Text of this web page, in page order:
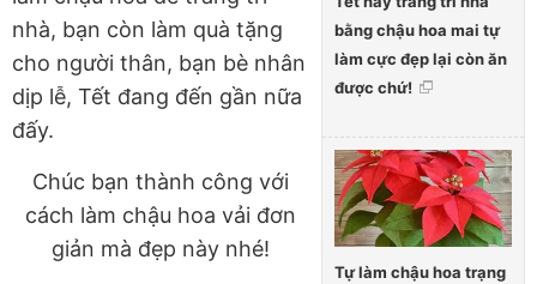
bằng chậu hoa mai tự
làm cực đẹp lại còn ăn
được chứ!
Tự làm chậu hoa trạng
nhà, bạn còn làm quà tặng
cho người thân, bạn bè nhân
dịp lễ, Tết đang đến gần nữa
đấy.
Chúc bạn thành công với
cách làm chậu hoa vải đơn
giản mà đẹp này nhé!